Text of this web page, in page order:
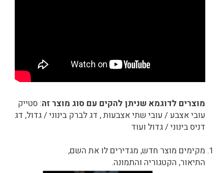
מוצרים לדוגמא שניתן להקים עם סוג מוצר זה: סטייק
עובי אצבע / עובי שתי אצבעות , דג לברק בינוני / גדול, דג
דניס בינוני / גדול ועוד
מקימים מוצר חדש, מגדירים לו את השם,
התיאור, הקטגוריה והתמונה.